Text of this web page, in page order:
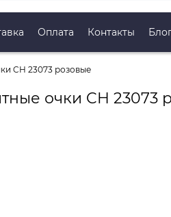
Оплата Контакты
CH 23073 розовые
очки CH 23073